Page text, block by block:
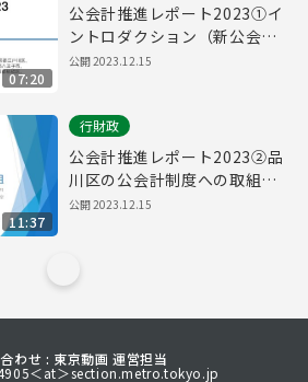
07:20
公会計推進レポート2023①イ
ントロダクション（新公会計
制度普及促進連絡会議）
公開2023.12.15
11:37
行財政
公会計推進レポート2023②品
川区の公会計制度への取組
（東京都品川区）
公開2023.12.15
わせ : 東京動画 運営担当
＜at＞section.metro.tokyo.jp